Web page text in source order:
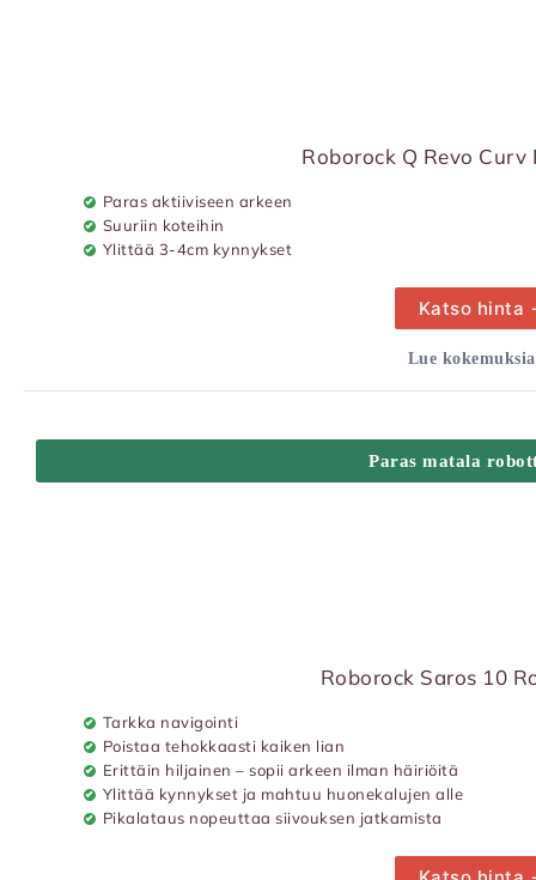
Roborock Q Revo
Paras aktiiviseen arkeen
Suuriin koteihin
Ylittää 3-4cm kynnykset
Katso hinta
Lue
Paras matala
Roborock Saros 10
Tarkka navigointi
Poistaa tehokkaasti kaiken lian
Erittäin hiljainen – sopii arkeen ilman häiriöitä
Ylittää kynnykset ja mahtuu huonekalujen alle
Pikalataus nopeuttaa siivouksen jatkamista